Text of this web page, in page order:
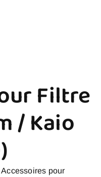
Filtre
/ Kaio
Accessoires pour